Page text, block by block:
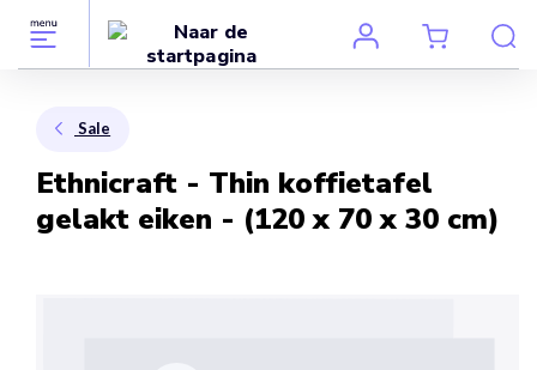
Sale
Ethnicraft - Thin koffietafel
gelakt eiken - (120 x 70 x 30 cm)